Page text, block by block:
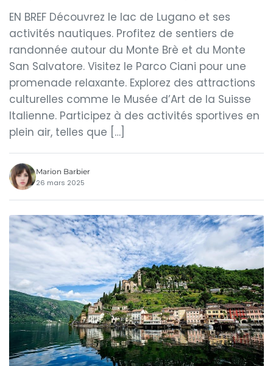
EN BREF Découvrez le lac de Lugano et ses
activités nautiques. Profitez de sentiers de
randonnée autour du Monte Brè et du Monte
San Salvatore. Visitez le Parco Ciani pour une
promenade relaxante. Explorez des attractions
culturelles comme le Musée d’Art de la Suisse
Italienne. Participez à des activités sportives en
plein air, telles que […]
Marion Barbier
26 mars 2025